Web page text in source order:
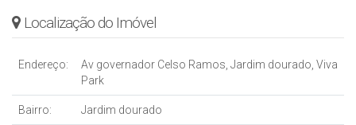
VALOR R$: 2.150.000,00
- 834 mil de entrada
- 8X anual de 60 mil
- Chaves 484 mil
Localização do Imóvel
Endereço:
Av governador Celso Ramos, Jardim dourado, Viva
Park
Bairro: Jardim dourado